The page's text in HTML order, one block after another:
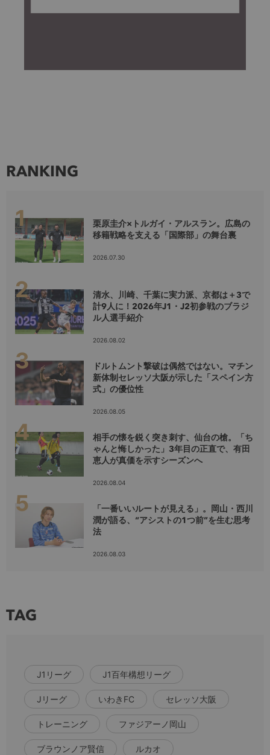
RANKING
栗原圭介×トルガイ・アルスラン。広島の
移籍戦略を支える「国際部」の舞台裏
2026.07.30
清水、川崎、千葉に実力派、京都は＋3で
計9人に！2026年J1・J2初参戦のブラジ
ル人選手紹介
2026.08.02
ドルトムント撃破は偶然ではない。マチン
新体制セレッソ大阪が示した「スペイン方
式」の優位性
2026.08.05
相手の懐を鋭く突き刺す、仙台の槍。「ち
ゃんと悔しかった」3年目の正直で、有田
恵人が真価を示すシーズンへ
2026.08.04
「一番いいルートが見える」。岡山・西川
潤が語る、“アシストの1つ前”を生む思考
法
2026.08.03
TAG
J1リーグ J1百年構想リーグ
Jリーグ いわきFC セレッソ大阪
トレーニング ファジアーノ岡山
ブラウンノア賢信 ルカオ